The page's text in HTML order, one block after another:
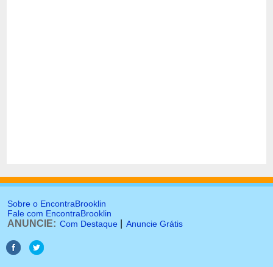
Sobre o EncontraBrooklin
Fale com EncontraBrooklin
ANUNCIE: Com Destaque Anuncie Grátis